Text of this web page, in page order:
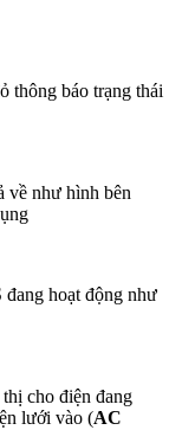
thông báo trạng thái
về như hình bên
đang hoạt động như
cho điện đang
lưới vào (AC